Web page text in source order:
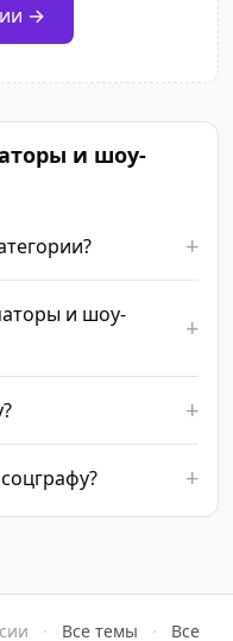
→
и шоу-
и шоу-
· Все темы · Все